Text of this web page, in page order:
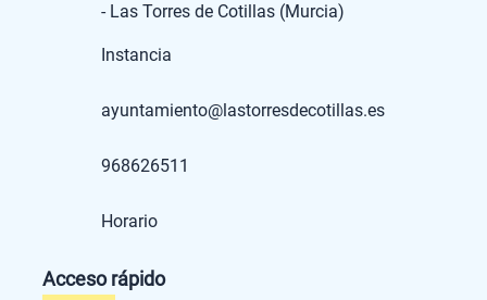
- Las Torres de Cotillas (Murcia)
Instancia
ayuntamiento@lastorresdecotillas.es
968626511
Horario
Acceso rápido